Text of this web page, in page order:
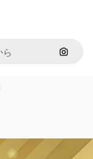
画像で